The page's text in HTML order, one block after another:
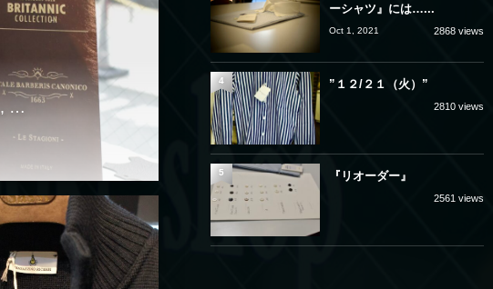
, …
ーシャツ』には…...
Oct 1, 2021 2868 views
”１２/２１（火）”
2810 views
4
『リオーダー』
2561 views
5